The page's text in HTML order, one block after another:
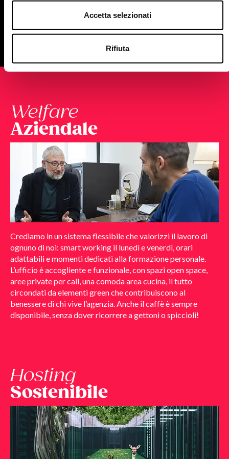
Accetta selezionati
Rifiuta
Welfare
Aziendale
Crediamo in un sistema flessibile che valorizzi il lavoro di
ognuno di noi: smart working il lunedì e venerdì, orari
adattabili e momenti dedicati alla formazione personale.
L’ufficio è accogliente e funzionale, con spazi open space,
aree private per call, una comoda area cucina, il tutto
circondati da elementi green che contribuiscono al
benessere di chi vive l’agenzia. Anche il caffè è sempre
disponibile, senza dover ricorrere a gettoni o spiccioli!
Hosting
Sostenibile